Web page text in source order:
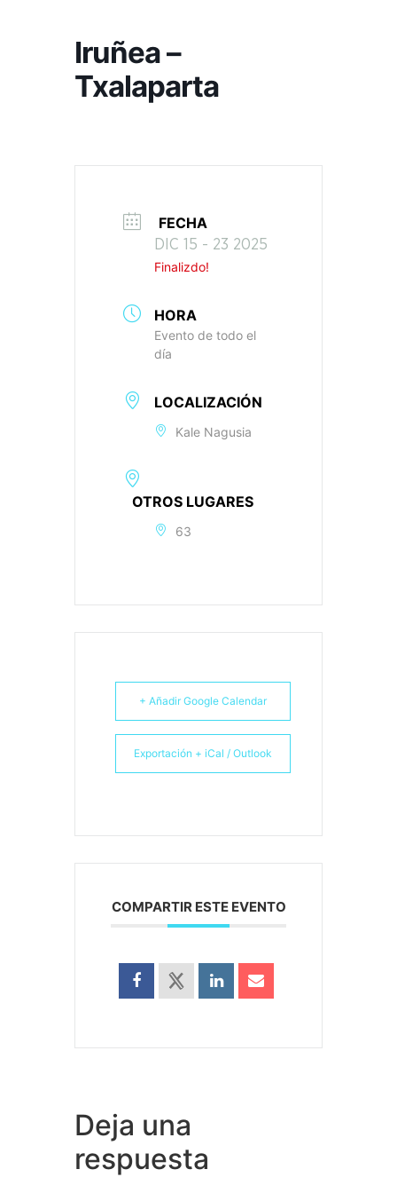
Iruñea –
Txalaparta
FECHA
DIC 15 - 23 2025
Finalizdo!
HORA
Evento de todo el
día
LOCALIZACIÓN
Kale Nagusia
OTROS LUGARES
63
+ Añadir Google Calendar
Exportación + iCal / Outlook
COMPARTIR ESTE EVENTO
Deja una
respuesta